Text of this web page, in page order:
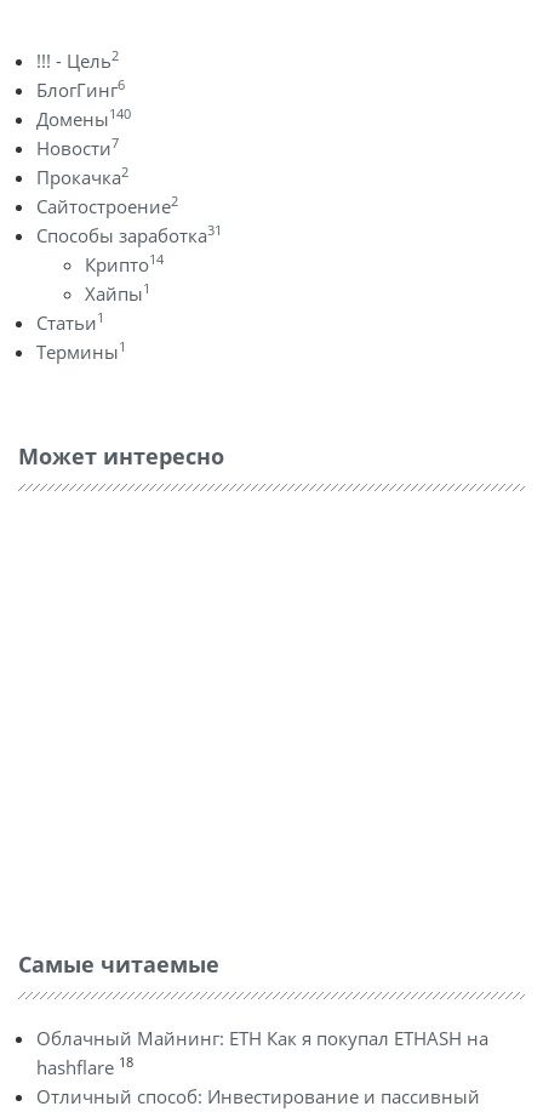
!!! - Цель2
БлогГинг6
Домены140
Новости7
Прокачка2
Сайтостроение2
Способы заработка31
Крипто14
Хайпы1
Статьи1
Термины1
Может интересно
Самые читаемые
Облачный Майнинг: ETH Как я покупал ETHASH на
hashflare 18
Отличный способ: Инвестирование и пассивный